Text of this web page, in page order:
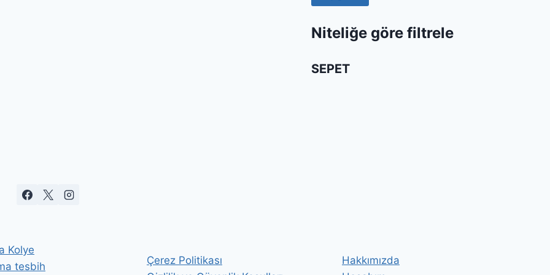
Niteliğe göre filtrele
SEPET
Kolye
tesbih
Çerez Politikası
Hakkımızda